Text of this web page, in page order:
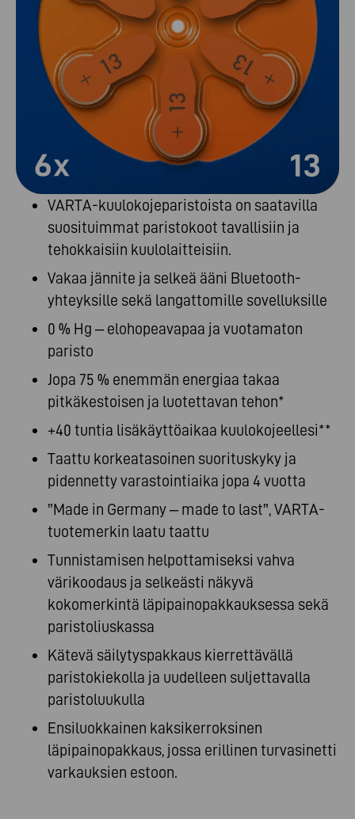
VARTA-kuulokojeparistoista on saatavilla
suosituimmat paristokoot tavallisiin ja
tehokkaisiin kuulolaitteisiin.
Vakaa jännite ja selkeä ääni Bluetooth-
yhteyksille sekä langattomille sovelluksille
0 % Hg – elohopeavapaa ja vuotamaton
paristo
Jopa 75 % enemmän energiaa takaa
pitkäkestoisen ja luotettavan tehon*
+40 tuntia lisäkäyttöaikaa kuulokojeellesi**
Taattu korkeatasoinen suorituskyky ja
pidennetty varastointiaika jopa 4 vuotta
”Made in Germany – made to last”, VARTA-
tuotemerkin laatu taattu
Tunnistamisen helpottamiseksi vahva
värikoodaus ja selkeästi näkyvä
kokomerkintä läpipainopakkauksessa sekä
paristoliuskassa
Kätevä säilytyspakkaus kierrettävällä
paristokiekolla ja uudelleen suljettavalla
paristoluukulla
Ensiluokkainen kaksikerroksinen
läpipainopakkaus, jossa erillinen turvasinetti
varkauksien estoon.